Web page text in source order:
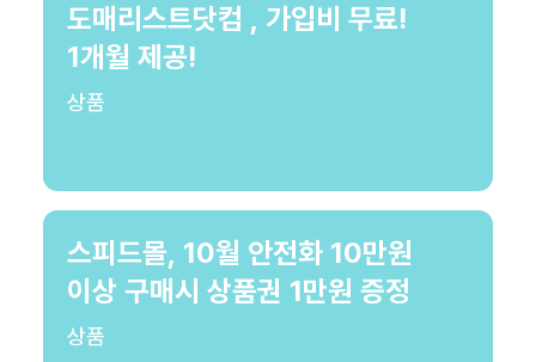
도매리스트닷컴 , 가입비 무료!
1개월 제공!
상품
스피드몰, 10월 안전화 10만원
이상 구매시 상품권 1만원 증정
상품